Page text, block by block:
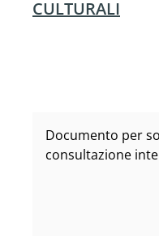
CULTURALI
Documento per
consultazione